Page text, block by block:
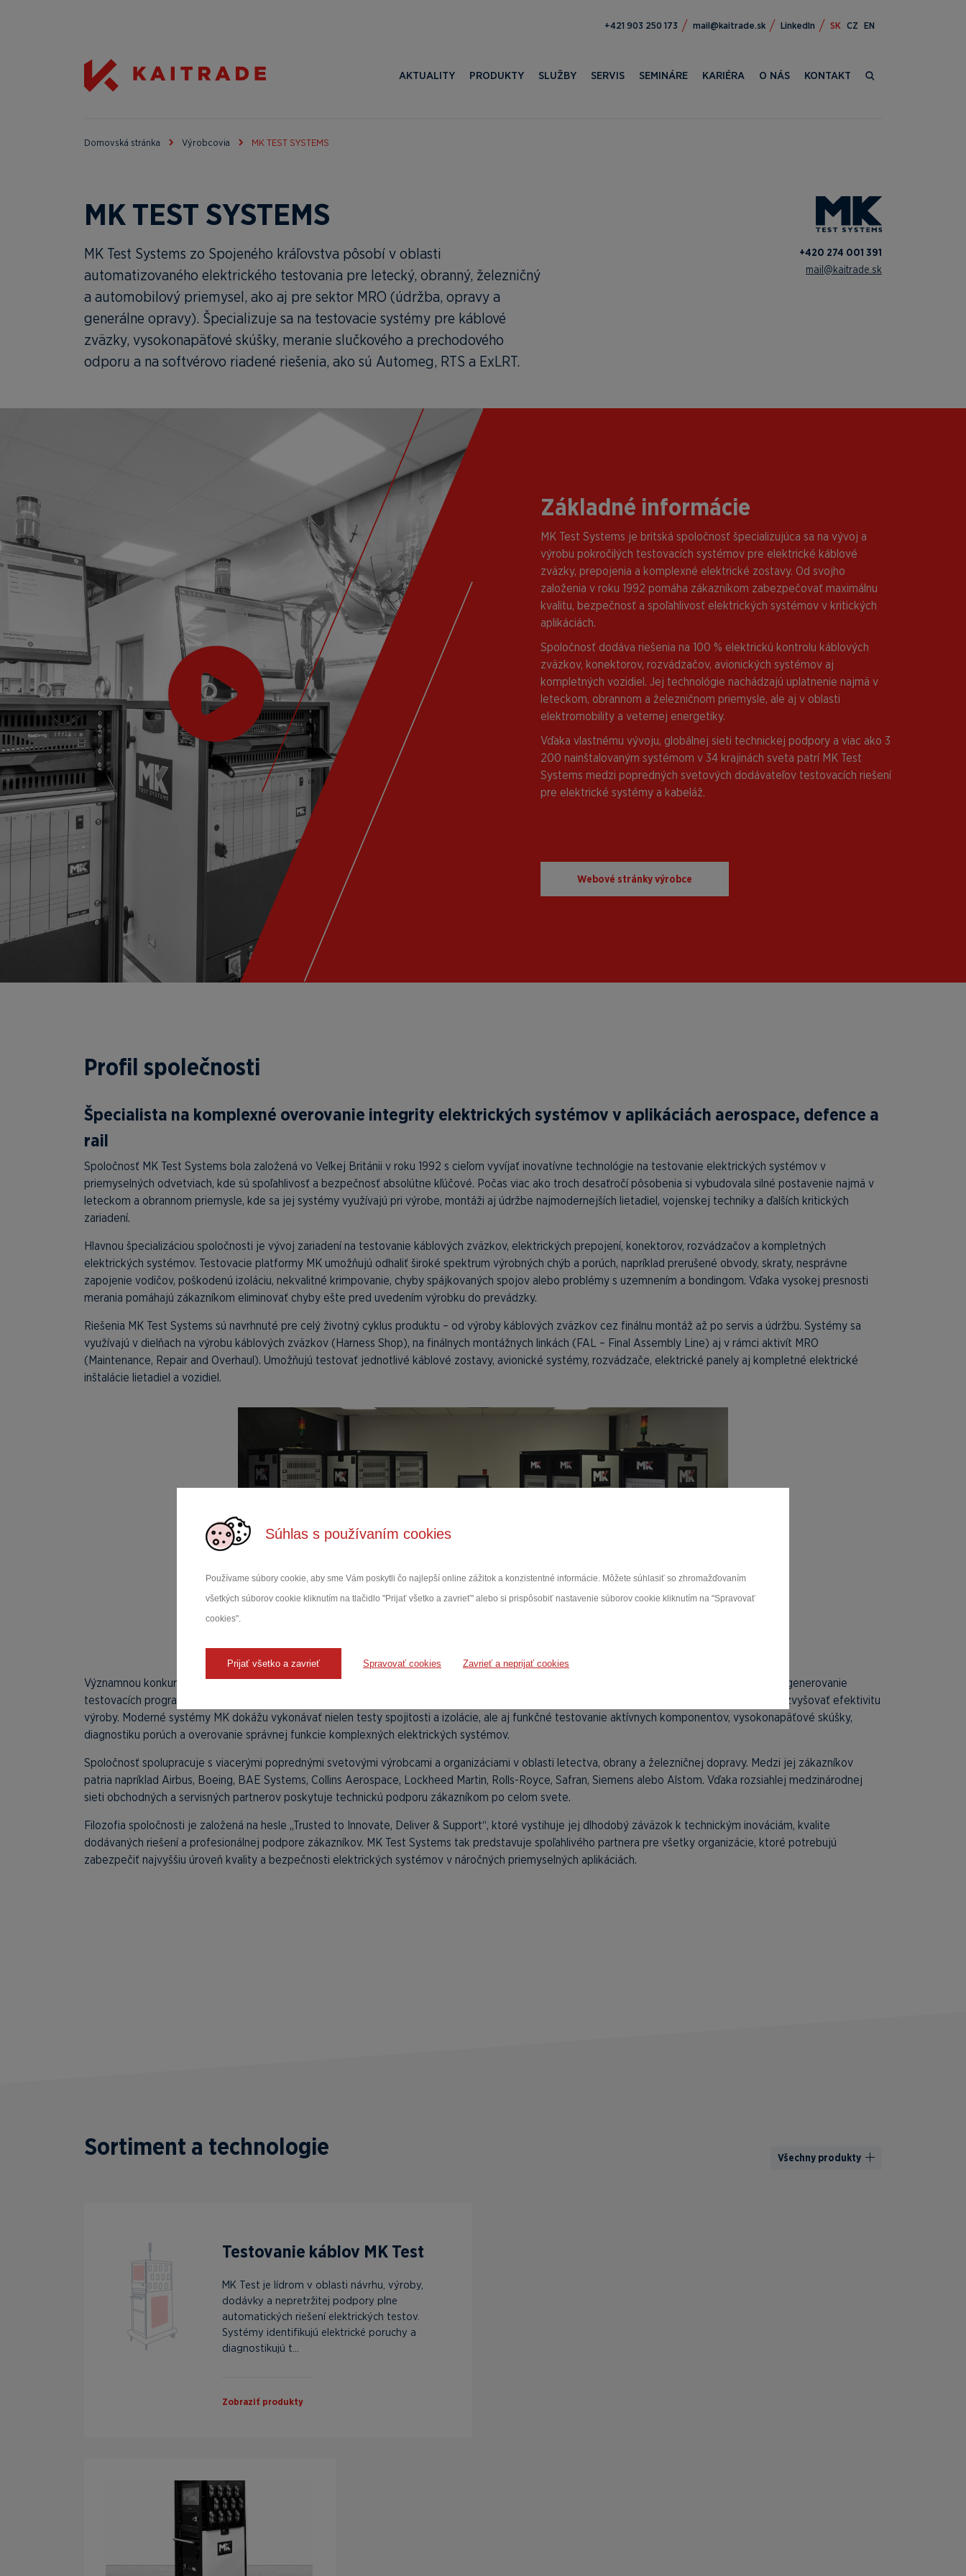
Súhlas s používaním cookies
Používame súbory cookie, aby sme Vám poskytli čo najlepší online zážitok a konzistentné informácie. Môžete súhlasiť so zhromažďovaním
všetkých súborov cookie kliknutím na tlačidlo "Prijať všetko a zavrieť" alebo si prispôsobiť nastavenie súborov cookie kliknutím na "Spravovať
cookies".
Prijať všetko a zavrieť Spravovať cookies Zavrieť a neprijať cookies
371 052 309 124+ ks.edartiak@liam LinkedIn SK CZ EN
AKTUALITY PRODUKTY SLUŽBY SERVIS SEMINÁRE KARIÉRA O NÁS KONTAKT
Domovská stránka Výrobcovia MK TEST SYSTEMS
MK TEST SYSTEMS
MK Test Systems zo Spojeného kráľovstva pôsobí v oblasti
automatizovaného elektrického testovania pre letecký, obranný, železničný
a automobilový priemysel, ako aj pre sektor MRO (údržba, opravy a
generálne opravy). Špecializuje sa na testovacie systémy pre káblové
zväzky, vysokonapäťové skúšky, meranie slučkového a prechodového
odporu a na softvérovo riadené riešenia, ako sú Automeg, RTS a ExLRT.
+420 274 001 391
mail@kaitrade.sk
Základné informácie
MK Test Systems je britská spoločnosť špecializujúca sa na vývoj a
výrobu pokročilých testovacích systémov pre elektrické káblové
zväzky, prepojenia a komplexné elektrické zostavy. Od svojho
založenia v roku 1992 pomáha zákazníkom zabezpečovať maximálnu
kvalitu, bezpečnosť a spoľahlivosť elektrických systémov v kritických
aplikáciách.
Spoločnosť dodáva riešenia na 100 % elektrickú kontrolu káblových
zväzkov, konektorov, rozvádzačov, avionických systémov aj
kompletných vozidiel. Jej technológie nachádzajú uplatnenie najmä v
leteckom, obrannom a železničnom priemysle, ale aj v oblasti
elektromobility a veternej energetiky.
Vďaka vlastnému vývoju, globálnej sieti technickej podpory a viac ako 3
200 nainštalovaným systémom v 34 krajinách sveta patrí MK Test
Systems medzi popredných svetových dodávateľov testovacích riešení
pre elektrické systémy a kabeláž.
Webové stránky výrobce
Profil společnosti
Špecialista na komplexné overovanie integrity elektrických systémov v aplikáciách aerospace, defence a
rail
Spoločnosť MK Test Systems bola založená vo Veľkej Británii v roku 1992 s cieľom vyvíjať inovatívne technológie na testovanie elektrických systémov v
priemyselných odvetviach, kde sú spoľahlivosť a bezpečnosť absolútne kľúčové. Počas viac ako troch desaťročí pôsobenia si vybudovala silné postavenie najmä v
leteckom a obrannom priemysle, kde sa jej systémy využívajú pri výrobe, montáži aj údržbe najmodernejších lietadiel, vojenskej techniky a ďalších kritických
zariadení.
Hlavnou špecializáciou spoločnosti je vývoj zariadení na testovanie káblových zväzkov, elektrických prepojení, konektorov, rozvádzačov a kompletných
elektrických systémov. Testovacie platformy MK umožňujú odhaliť široké spektrum výrobných chýb a porúch, napríklad prerušené obvody, skraty, nesprávne
zapojenie vodičov, poškodenú izoláciu, nekvalitné krimpovanie, chyby spájkovaných spojov alebo problémy s uzemnením a bondingom. Vďaka vysokej presnosti
merania pomáhajú zákazníkom eliminovať chyby ešte pred uvedením výrobku do prevádzky.
Riešenia MK Test Systems sú navrhnuté pre celý životný cyklus produktu – od výroby káblových zväzkov cez finálnu montáž až po servis a údržbu. Systémy sa
využívajú v dielňach na výrobu káblových zväzkov (Harness Shop), na finálnych montážnych linkách (FAL – Final Assembly Line) aj v rámci aktivít MRO
(Maintenance, Repair and Overhaul). Umožňujú testovať jednotlivé káblové zostavy, avionické systémy, rozvádzače, elektrické panely aj kompletné elektrické
inštalácie lietadiel a vozidiel.
Významnou konkurenčnou výhodou spoločnosti je dôraz na automatizáciu testovacích procesov. Vlastný softvér a technológie na automatické generovanie
testovacích programov, správu testovacích dát a vyhodnocovanie výsledkov pomáhajú skracovať čas testovania, minimalizovať ľudské chyby a zvyšovať efektivitu
výroby. Moderné systémy MK dokážu vykonávať nielen testy spojitosti a izolácie, ale aj funkčné testovanie aktívnych komponentov, vysokonapäťové skúšky,
diagnostiku porúch a overovanie správnej funkcie komplexných elektrických systémov.
Spoločnosť spolupracuje s viacerými poprednými svetovými výrobcami a organizáciami v oblasti letectva, obrany a železničnej dopravy. Medzi jej zákazníkov
patria napríklad Airbus, Boeing, BAE Systems, Collins Aerospace, Lockheed Martin, Rolls-Royce, Safran, Siemens alebo Alstom. Vďaka rozsiahlej medzinárodnej
sieti obchodných a servisných partnerov poskytuje technickú podporu zákazníkom po celom svete.
Filozofia spoločnosti je založená na hesle „Trusted to Innovate, Deliver & Support“, ktoré vystihuje jej dlhodobý záväzok k technickým inováciám, kvalite
dodávaných riešení a profesionálnej podpore zákazníkov. MK Test Systems tak predstavuje spoľahlivého partnera pre všetky organizácie, ktoré potrebujú
zabezpečiť najvyššiu úroveň kvality a bezpečnosti elektrických systémov v náročných priemyselných aplikáciách.
Sortiment a technologie Všechny produkty
Testovanie káblov MK Test
MK Test je lídrom v oblasti návrhu, výroby,
dodávky a nepretržitej podpory plne
automatických riešení elektrických testov.
Systémy identifikujú elektrické poruchy a
diagnostikujú t...
Zobraziť produkty